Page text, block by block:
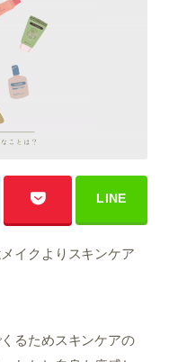
イクよりスキンケア
るためスキンケアの